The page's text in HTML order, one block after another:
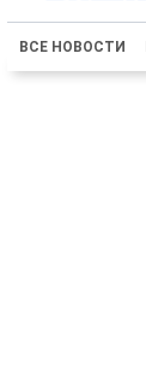
ВСЕ НОВОСТИ